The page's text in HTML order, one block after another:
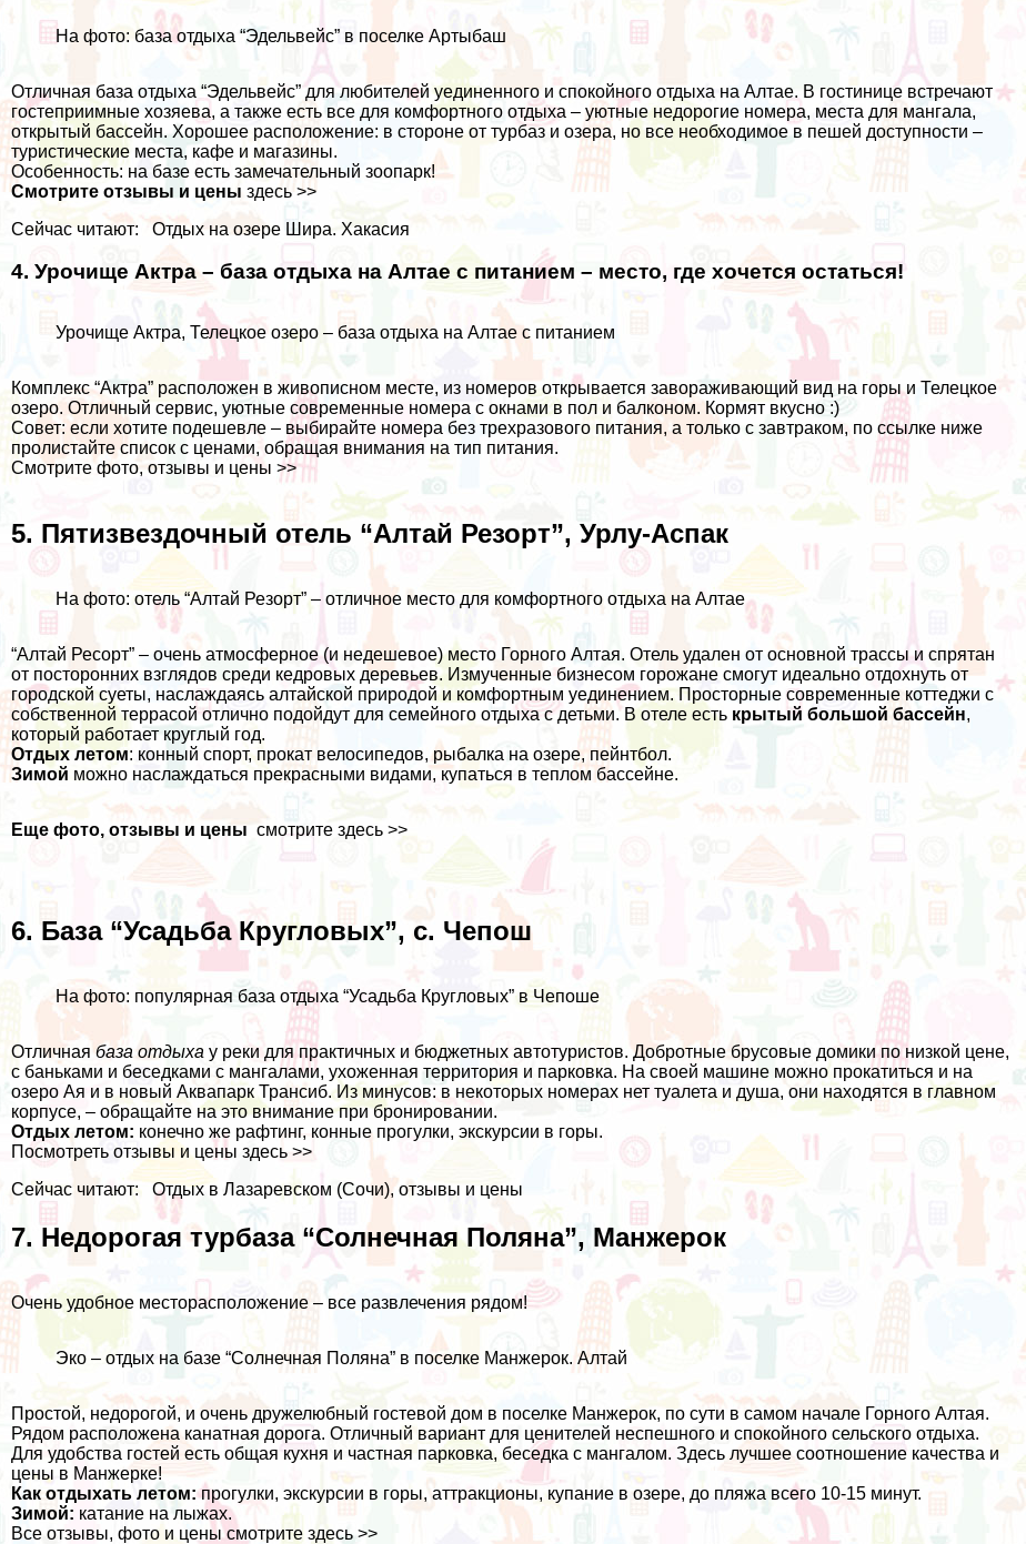
На фото: база отдыха “Эдельвейс” в поселке Артыбаш
Отличная база отдыха “Эдельвейс” для любителей уединенного и спокойного отдыха на Алтае. В гостинице встречают
гостеприимные хозяева, а также есть все для комфортного отдыха – уютные недорогие номера, места для мангала,
открытый бассейн. Хорошее расположение: в стороне от турбаз и озера, но все необходимое в пешей доступности –
туристические места, кафе и магазины.
Особенность: на базе есть замечательный зоопарк!
Смотрите отзывы и цены здесь >>
Сейчас читают:
Отдых на озере Шира. Хакасия
4. Урочище Актра – база отдыха на Алтае с питанием – место, где хочется остаться!
Урочище Актра, Телецкое озеро – база отдыха на Алтае с питанием
Комплекс “Актра” расположен в живописном месте, из номеров открывается завораживающий вид на горы и Телецкое
озеро. Отличный сервис, уютные современные номера с окнами в пол и балконом. Кормят вкусно :)
Совет: если хотите подешевле – выбирайте номера без трехразового питания, а только с завтраком, по ссылке ниже
пролистайте список с ценами, обращая внимания на тип питания.
Смотрите фото, отзывы и цены >>
5. Пятизвездочный отель “Алтай Резорт”, Урлу-Аспак
На фото: отель “Алтай Резорт” – отличное место для комфортного отдыха на Алтае
“Алтай Ресорт” – очень атмосферное (и недешевое) место Горного Алтая. Отель удален от основной трассы и спрятан
от посторонних взглядов среди кедровых деревьев. Измученные бизнесом горожане смогут идеально отдохнуть от
городской суеты, наслаждаясь алтайской природой и комфортным уединением. Просторные современные коттеджи с
собственной террасой отлично подойдут для семейного отдыха с детьми. В отеле есть крытый большой бассейн,
который работает круглый год.
Отдых летом: конный спорт, прокат велосипедов, рыбалка на озере, пейнтбол.
Зимой можно наслаждаться прекрасными видами, купаться в теплом бассейне.
Еще фото, отзывы и цены смотрите здесь >>
6. База “Усадьба Кругловых”, с. Чепош
На фото: популярная база отдыха “Усадьба Кругловых” в Чепоше
Отличнаябаза отдыха у реки для практичных и бюджетных автотуристов. Добротные брусовые домики по низкой цене,
с баньками и беседками с мангалами, ухоженная территория и парковка. На своей машине можно прокатиться и на
озеро Ая и в новый Аквапарк Трансиб. Из минусов: в некоторых номерах нет туалета и душа, они находятся в главном
корпусе, – обращайте на это внимание при бронировании.
Отдых летом: конечно же рафтинг, конные прогулки, экскурсии в горы.
Посмотреть отзывы и цены здесь >>
Сейчас читают:
Отдых в Лазаревском (Сочи), отзывы и цены
7. Недорогая турбаза “Солнечная Поляна”, Манжерок
Очень удобное месторасположение – все развлечения рядом!
Эко – отдых на базе “Солнечная Поляна” в поселке Манжерок. Алтай
Простой, недорогой, и очень дружелюбный гостевой дом в поселке Манжерок, по сути в самом начале Горного Алтая.
Рядом расположена канатная дорога. Отличный вариант для ценителей неспешного и спокойного сельского отдыха.
Для удобства гостей есть общая кухня и частная парковка, беседка с мангалом. Здесь лучшее соотношение качества и
цены в Манжерке!
Как отдыхать летом:прогулки, экскурсии в горы, аттракционы, купание в озере, до пляжа всего 10-15 минут.
Зимой: катание на лыжах.
Все отзывы, фото и ценысмотрите здесь >>